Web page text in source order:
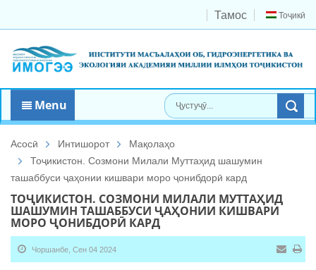
Тоҷикӣ
Тамос
Menu
Асосӣ Интишорот
Мақолаҳо
Тоҷикистон. Созмони Милали Муттаҳид шашумин
ташаббуси ҷаҳонии кишвари моро ҷонибдорӣ кард
ТОҶИКИСТОН. СОЗМОНИ МИЛАЛИ МУТТАҲИД
ШАШУМИН ТАШАББУСИ ҶАҲОНИИ КИШВАРИ
МОРО ҶОНИБДОРӢ КАРД
Чоршанбе, Сен 04 2024